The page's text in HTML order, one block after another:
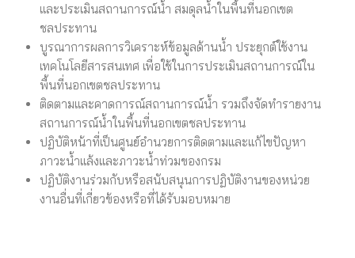
และประเมินสถานการณ์น้ำ สมดุลน้ำในพื้นที่นอกเขต
ชลประทาน
บูรณาการผลการวิเคราะห์ข้อมูลด้านน้ำ ประยุกต์ใช้งาน
เทคโนโลยีสารสนเทศ เพื่อใช้ในการประเมินสถานการณ์ใน
พื้นที่นอกเขตชลประทาน
ติดตามและคาดการณ์สถานการณ์น้ำ รวมถึงจัดทำรายงาน
สถานการณ์น้ำในพื้นที่นอกเขตชลประทาน
ปฏิบัติหน้าที่เป็นศูนย์อำนวยการติดตามและแก้ไขปัญหา
ภาวะน้ำแล้งและภาวะน้ำท่วมของกรม
ปฏิบัติงานร่วมกับหรือสนับสนุนการปฏิบัติงานของหน่วย
งานอื่นที่เกี่ยวข้องหรือที่ได้รับมอบหมาย